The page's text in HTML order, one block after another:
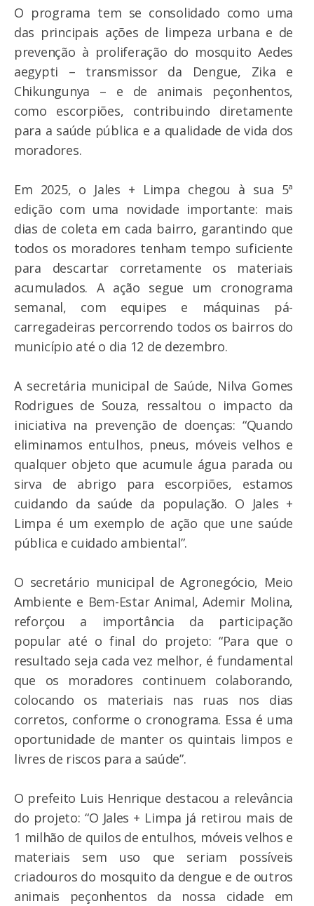
O programa tem se consolidado como uma
das principais ações de limpeza urbana e de
prevenção à proliferação do mosquito Aedes
aegypti – transmissor da Dengue, Zika e
Chikungunya – e de animais peçonhentos,
como escorpiões, contribuindo diretamente
para a saúde pública e a qualidade de vida dos
moradores.
Em 2025, o Jales + Limpa chegou à sua 5ª
edição com uma novidade importante: mais
dias de coleta em cada bairro, garantindo que
todos os moradores tenham tempo suficiente
para descartar corretamente os materiais
acumulados. A ação segue um cronograma
semanal, com equipes e máquinas pá-
carregadeiras percorrendo todos os bairros do
município até o dia 12 de dezembro.
A secretária municipal de Saúde, Nilva Gomes
Rodrigues de Souza, ressaltou o impacto da
iniciativa na prevenção de doenças: “Quando
eliminamos entulhos, pneus, móveis velhos e
qualquer objeto que acumule água parada ou
sirva de abrigo para escorpiões, estamos
cuidando da saúde da população. O Jales +
Limpa é um exemplo de ação que une saúde
pública e cuidado ambiental”.
O secretário municipal de Agronegócio, Meio
Ambiente e Bem-Estar Animal, Ademir Molina,
reforçou a importância da participação
popular até o final do projeto: “Para que o
resultado seja cada vez melhor, é fundamental
que os moradores continuem colaborando,
colocando os materiais nas ruas nos dias
corretos, conforme o cronograma. Essa é uma
oportunidade de manter os quintais limpos e
livres de riscos para a saúde”.
O prefeito Luis Henrique destacou a relevância
do projeto: “O Jales + Limpa já retirou mais de
1 milhão de quilos de entulhos, móveis velhos e
materiais sem uso que seriam possíveis
criadouros do mosquito da dengue e de outros
animais peçonhentos da nossa cidade em